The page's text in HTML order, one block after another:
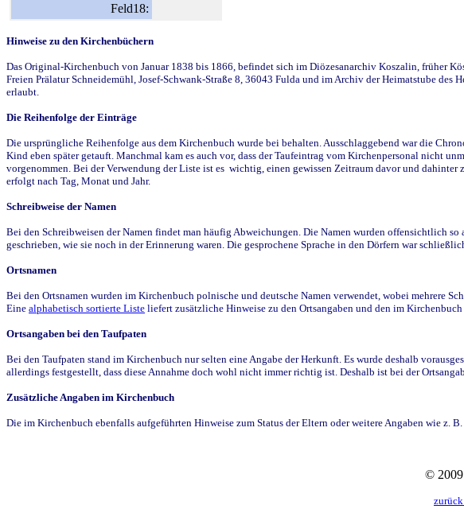
Feld18:
Hinweise zu den Kirchenbüchern
Das Original-Kirchenbuch von Januar 1838 bis 1866, befindet sich im Diözesanarchiv Koszalin, früher
Freien Prälatur Schneidemühl, Josef-Schwank-Straße 8, 36043 Fulda und im Archiv der Heimatstube
erlaubt.
Die Reihenfolge der Einträge
Die ursprüngliche Reihenfolge aus dem Kirchenbuch wurde bei behalten. Ausschlaggebend war die
Kind eben später getauft. Manchmal kam es auch vor, dass der Taufeintrag vom Kirchenpersonal nicht
vorgenommen. Bei der Verwendung der Liste ist es wichtig, einen gewissen Zeitraum davor und
erfolgt nach Tag, Monat und Jahr.
Schreibweise der Namen
Bei den Schreibweisen der Namen findet man häufig Abweichungen. Die Namen wurden offensichtlich
geschrieben, wie sie noch in der Erinnerung waren. Die gesprochene Sprache in den Dörfern war
Ortsnamen
Bei den Ortsnamen wurden im Kirchenbuch polnische und deutsche Namen verwendet, wobei mehrere
Eine alphabetisch sortierte Liste liefert zusätzliche Hinweise zu den Ortsangaben und den im
Ortsangaben bei den Taufpaten
Bei den Taufpaten stand im Kirchenbuch nur selten eine Angabe der Herkunft. Es wurde deshalb
allerdings festgestellt, dass diese Annahme doch wohl nicht immer richtig ist. Deshalb ist bei der
Zusätzliche Angaben im Kirchenbuch
Die im Kirchenbuch ebenfalls aufgeführten Hinweise zum Status der Eltern oder weitere Angaben wie z.
© 2009